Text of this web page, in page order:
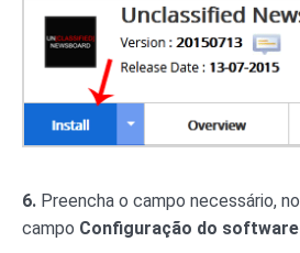
6. Preencha o campo necessário, no
campo Configuração do software